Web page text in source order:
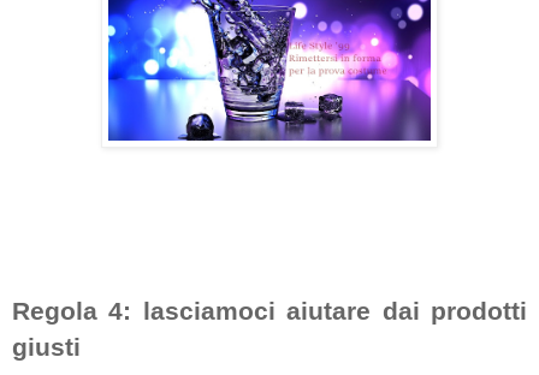
Regola 4: lasciamoci aiutare dai prodotti
giusti